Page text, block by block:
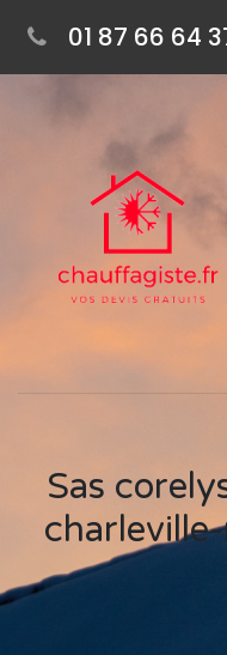
01 87 66 64
Sas corelys, chauffagiste à